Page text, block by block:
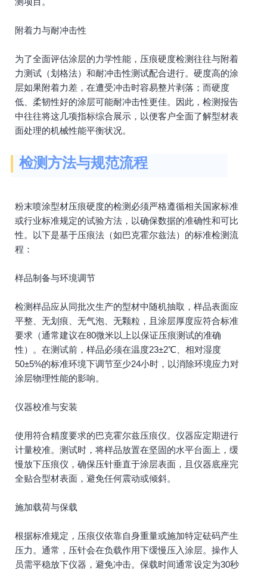
附着力与耐冲击性
为了全面评估涂层的力学性能，压痕硬度检测往往与附着
力测试（划格法）和耐冲击性测试配合进行。硬度高的涂
层如果附着力差，在遭受冲击时容易整片剥落；而硬度
低、柔韧性好的涂层可能耐冲击性更佳。因此，检测报告
中往往将这几项指标综合展示，以便客户全面了解型材表
面处理的机械性能平衡状况。
检测方法与规范流程
粉末喷涂型材压痕硬度的检测必须严格遵循相关国家标准
或行业标准规定的试验方法，以确保数据的准确性和可比
性。以下是基于压痕法（如巴克霍尔兹法）的标准检测流
程：
样品制备与环境调节
检测样品应从同批次生产的型材中随机抽取，样品表面应
平整、无划痕、无气泡、无颗粒，且涂层厚度应符合标准
要求（通常建议在80微米以上以保证压痕测试的准确
性）。在测试前，样品必须在温度23±2℃、相对湿度
50±5%的标准环境下调节至少24小时，以消除环境应力对
涂层物理性能的影响。
仪器校准与安装
使用符合精度要求的巴克霍尔兹压痕仪。仪器应定期进行
计量校准。测试时，将样品放置在坚固的水平台面上，缓
慢放下压痕仪，确保压针垂直于涂层表面，且仪器底座完
全贴合型材表面，避免任何震动或倾斜。
施加载荷与保载
根据标准规定，压痕仪依靠自身重量或施加特定砝码产生
压力。通常，压针会在负载作用下缓慢压入涂层。操作人
员需平稳放下仪器，避免冲击。保载时间通常设定为30秒